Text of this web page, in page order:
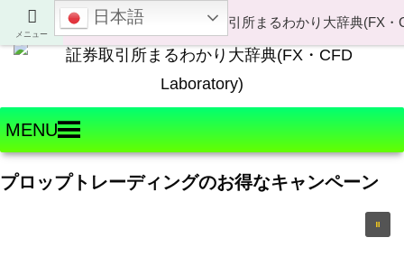
Welcome to FX・CFD Laboratory!
MENU
プロップトレーディングのお得なキャンペーン
メニュー
日本語